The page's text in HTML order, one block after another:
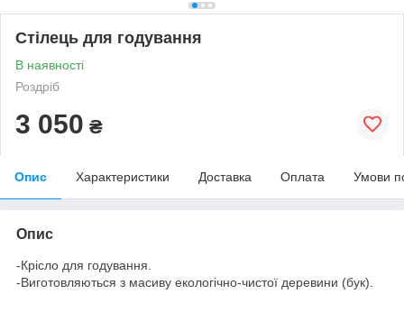
Стілець для годування
В наявності
Роздріб
3 050 ₴
Опис Характеристики Доставка Оплата Умови
Опис
-Крісло для годування.
-Виготовляються з масиву екологічно-чистої деревини (бук).